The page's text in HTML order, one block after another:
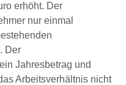
erhöht. Der
nur einmal
Der
Jahresbetrag und
Arbeitsverhältnis nicht